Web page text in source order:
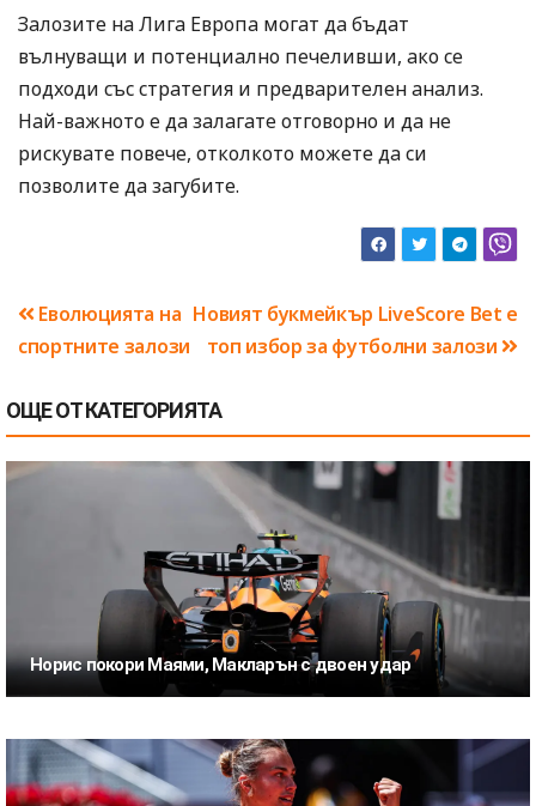
Залозите на Лига Европа могат да бъдат
вълнуващи и потенциално печеливши, ако се
подходи със стратегия и предварителен анализ.
Най-важното е да залагате отговорно и да не
рискувате повече, отколкото можете да си
позволите да загубите.
НавигацияНовият букмейкър LiveScore Bet е
топ избор за футболни залози
Еволюцията на
спортните залози
ОЩЕ ОТ КАТЕГОРИЯТА
Норис покори Маями, Макларън с двоен удар